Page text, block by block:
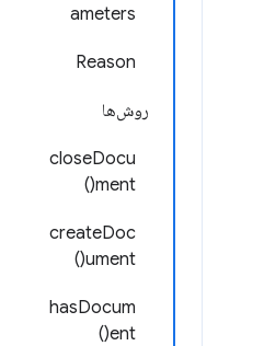
ameters
Reason
روش‌ها
closeDocu
ment()
createDoc
ument()
hasDocum
ent()